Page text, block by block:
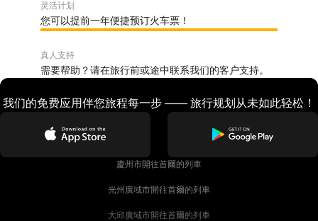
灵活计划
您可以提前一年便捷预订火车票！
真人支持
需要帮助？请在旅行前或途中联系我们的客户支持。
我们的免费应用伴您旅程每一步 —— 旅行规划从未如此轻松！
慶州市開往首爾的列車
光州廣域市開往首爾的列車
大邱廣域市開往首爾的列車